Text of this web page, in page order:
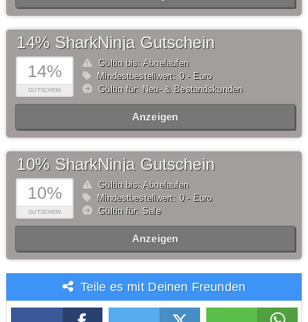
14%
GUTSCHEIN
14% SharkNinja Gutschein
Gültig bis: Abgelaufen
Mindestbestellwert: 0,- Euro
Gültig für: Neu- & Bestandskunden
Anzeigen
10%
GUTSCHEIN
10% SharkNinja Gutschein
Gültig bis: Abgelaufen
Mindestbestellwert: 0,- Euro
Gültig für: Sale
Anzeigen
Teile es mit Deinen Freunden